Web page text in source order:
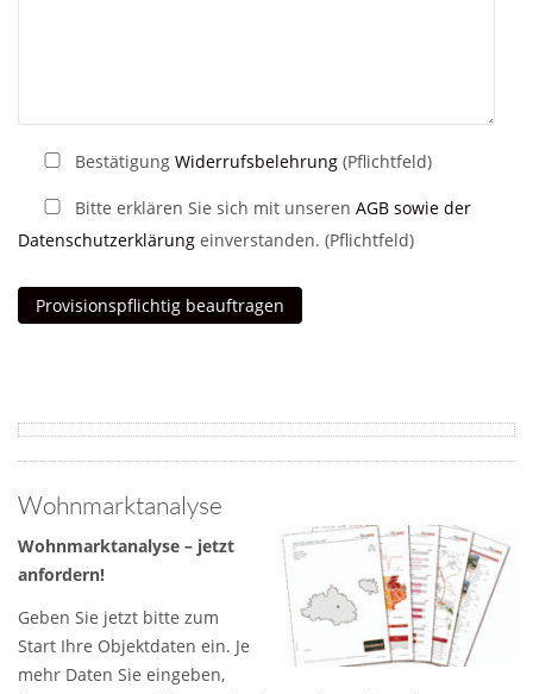
Bestätigung Widerrufsbelehrung(Pflichtfeld)
Bitte erklären Sie sich mit unseren AGB sowie der
Datenschutzerklärung einverstanden. (Pflichtfeld)
Wohnmarktanalyse
Wohnmarktanalyse – jetzt
anfordern!
Geben Sie jetzt bitte zum
Start Ihre Objektdaten ein. Je
mehr Daten Sie eingeben,